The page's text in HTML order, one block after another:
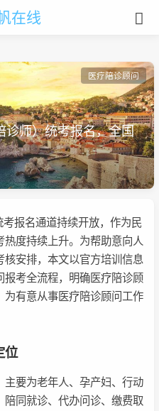
在线
医疗陪诊顾问
师）统考报名，全国
报名通道持续开放，作为民
度持续上升。为帮助意向人
安排，本文以官方培训信息
考全流程，明确医疗陪诊顾
有意从事医疗陪诊顾问工作
位
主要为老年人、孕产妇、行动
同就诊、代办问诊、缴费取